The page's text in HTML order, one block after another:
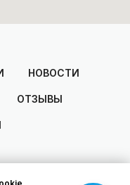
НОВОСТИ
ОТЗЫВЫ